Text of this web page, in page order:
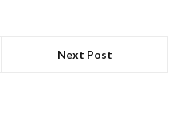
Next Post